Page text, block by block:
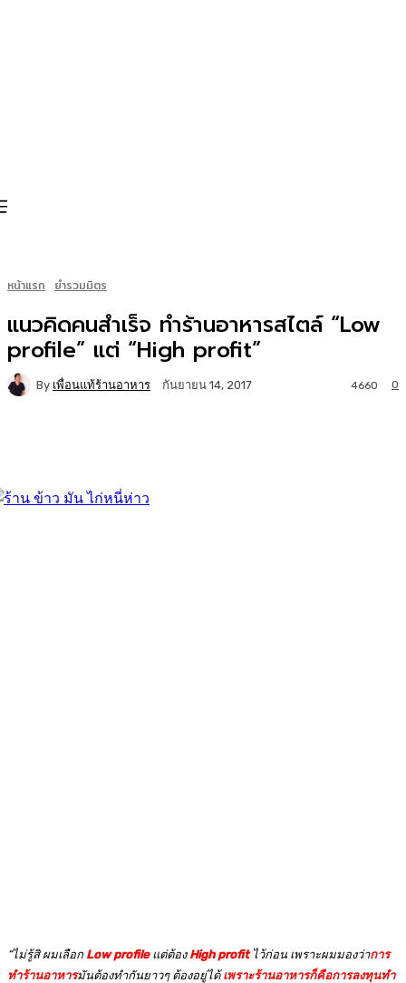
หน้าแรก ยำรวมมิตร
แนวคิดคนสำเร็จ ทำร้านอาหารสไตล์ “Low
profile” แต่ “High profit”
By เพื่อนแท้ร้านอาหาร กันยายน 14, 2017 0
4660
“ไม่รู้สิ ผมเลือก Low profileแต่ต้อง High profitไว้ก่อน เพราะผมมองว่าการ
ทำร้านอาหารมันต้องทำกันยาวๆ ต้องอยู่ได้เพราะร้านอาหารก็คือการลงทุนทำ